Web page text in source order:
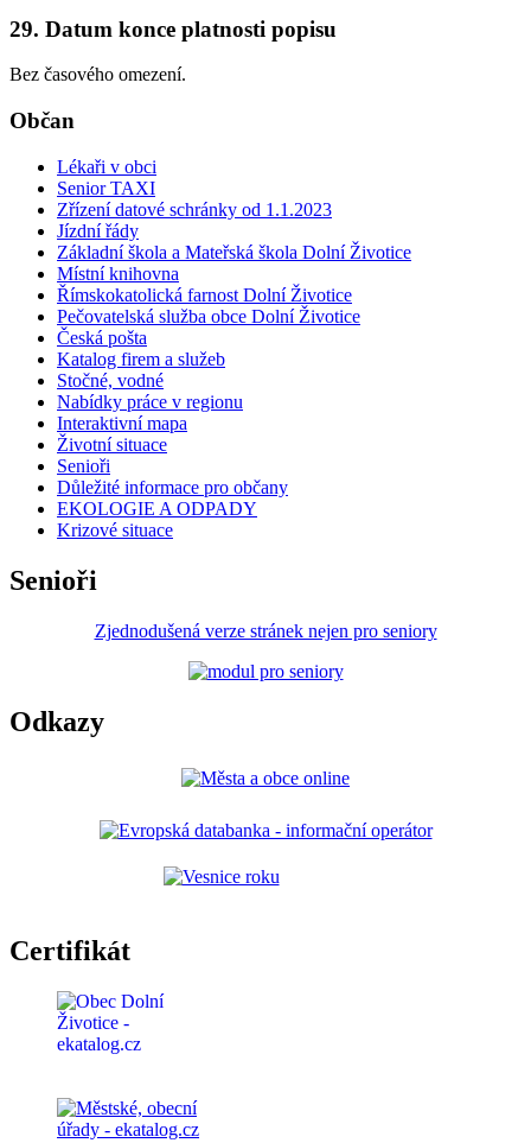
29. Datum konce platnosti popisu
Bez časového omezení.
Občan
Lékaři v obci
Senior TAXI
Zřízení datové schránky od 1.1.2023
Jízdní řády
Základní škola a Mateřská škola Dolní Životice
Místní knihovna
Římskokatolická farnost Dolní Životice
Pečovatelská služba obce Dolní Životice
Česká pošta
Katalog firem a služeb
Stočné, vodné
Nabídky práce v regionu
Interaktivní mapa
Životní situace
Senioři
Důležité informace pro občany
EKOLOGIE A ODPADY
Krizové situace
Senioři
Zjednodušená verze stránek nejen pro seniory
Odkazy
Certifikát